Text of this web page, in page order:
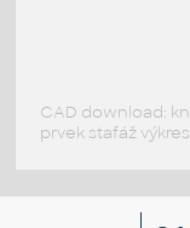
CAD download:
prvek stafáž